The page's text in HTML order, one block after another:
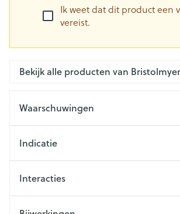
Ik weet dat dit product een
vereist.
Bekijk alle producten van
Waarschuwingen
Indicatie
Interacties